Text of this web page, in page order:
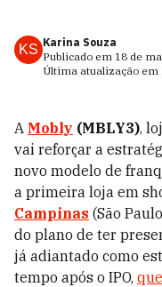
KS Karina Souza
Publicado em 18 de
Última atualização em
A Mobly (MBLY3),
vai reforçar a
novo modelo de
a primeira loja em
Campinas (São
do plano de ter
já adiantado como
tempo após o IPO,